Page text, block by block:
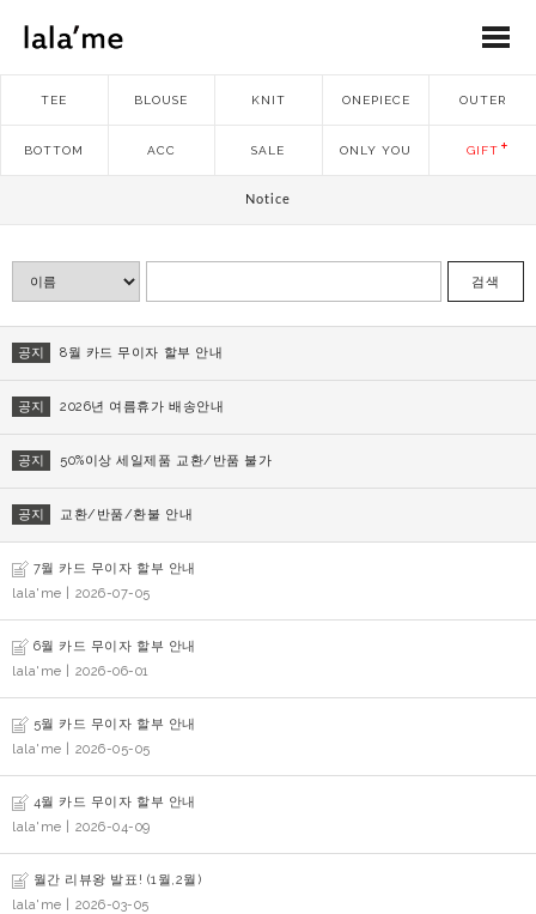
TEE BLOUSE KNIT ONEPIECE OUTER
BOTTOM ACC SALE ONLY YOU GIFT
Notice
검색
공지 8월 카드 무이자 할부 안내
공지 2026년 여름휴가 배송안내
공지 50%이상 세일제품 교환/반품 불가
공지 교환/반품/환불 안내
7월 카드 무이자 할부 안내
lala'me
| 2026-07-05
6월 카드 무이자 할부 안내
lala'me
| 2026-06-01
5월 카드 무이자 할부 안내
lala'me
| 2026-05-05
4월 카드 무이자 할부 안내
lala'me
| 2026-04-09
월간 리뷰왕 발표! (1월,2월)
lala'me
| 2026-03-05